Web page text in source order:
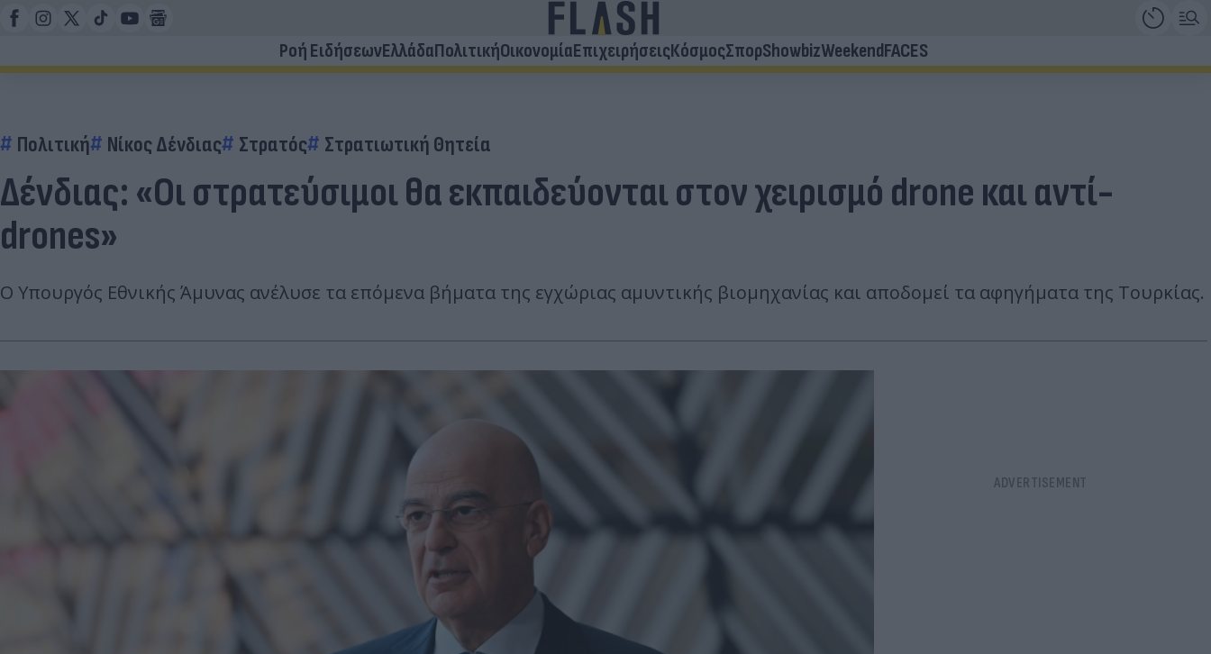
Ροή ΕιδήσεωνΕλλάδαΠολιτικήΟικονομίαΕπιχειρήσειςΚόσμοςΣπορShowbizWeekendFACES
Πολιτική Νίκος Δένδιας Στρατός Στρατιωτική Θητεία
Δένδιας: «Οι στρατεύσιμοι θα εκπαιδεύονται στον χειρισμό drone και αντί-
drones»
Ο Υπουργός Εθνικής Άμυνας ανέλυσε τα επόμενα βήματα της εγχώριας αμυντικής βιομηχανίας και αποδομεί τα αφηγήματα της Τουρκίας.